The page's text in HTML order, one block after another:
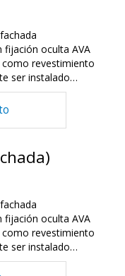
fijación oculta AVA
como revestimiento
ser instalado…
fijación oculta AVA
como revestimiento
ser instalado…